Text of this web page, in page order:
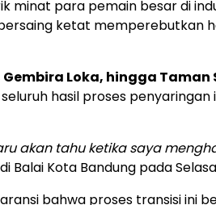
minat para pemain besar di
ketat memperebutkan
Loka, hingga Taman
hasil proses
akan tahu ketika saya
Kota Bandung pada
bahwa proses transisi ini